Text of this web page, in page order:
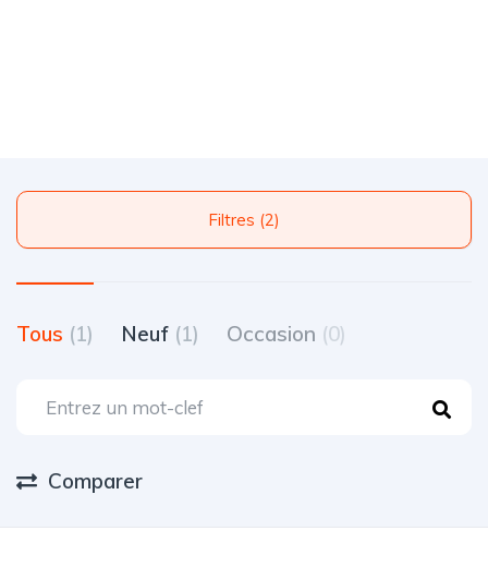
Filtres (2)
Tous (1) Neuf (1) Occasion (0)
Comparer